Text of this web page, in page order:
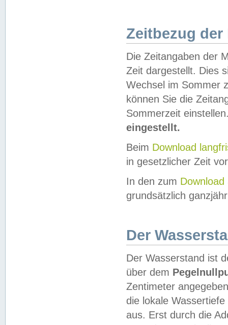
Zeitbezug der
Die Zeitangaben der
Zeit dargestellt. Dies
Wechsel im Sommer
können Sie die
Sommerzeit
eingestellt.
Beim Download
in gesetzlicher Zeit
In den zum Download
grundsätzlich
Der
Der Wasserstand ist
über dem
Zentimeter
die lokale
aus. Erst durch die